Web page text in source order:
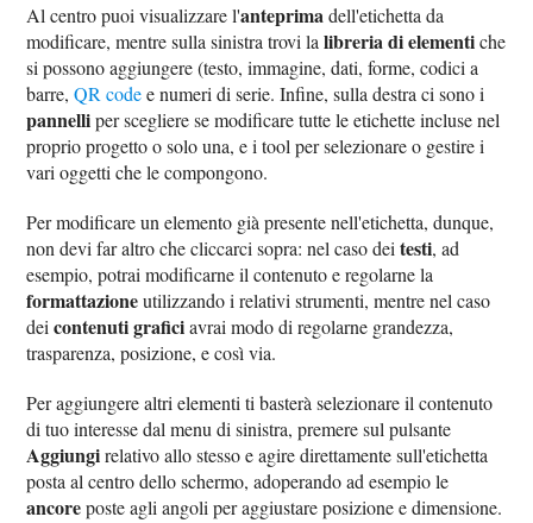
Al centro puoi visualizzare l'anteprimadell'etichetta da
modificare, mentre sulla sinistra trovi lalibreria di elementiche
si possono aggiungere (testo, immagine, dati, forme, codici a
barre,QR codee numeri di serie. Infine, sulla destra ci sono i
pannelliper scegliere se modificare tutte le etichette incluse nel
proprio progetto o solo una, e i tool per selezionare o gestire i
vari oggetti che le compongono.
Per modificare un elemento già presente nell'etichetta, dunque,
non devi far altro che cliccarci sopra: nel caso deitesti, ad
esempio, potrai modificarne il contenuto e regolarne la
formattazioneutilizzando i relativi strumenti, mentre nel caso
deicontenuti graficiavrai modo di regolarne grandezza,
trasparenza, posizione, e così via.
Per aggiungere altri elementi ti basterà selezionare il contenuto
di tuo interesse dal menu di sinistra, premere sul pulsante
Aggiungirelativo allo stesso e agire direttamente sull'etichetta
posta al centro dello schermo, adoperando ad esempio le
ancoreposte agli angoli per aggiustare posizione e dimensione.